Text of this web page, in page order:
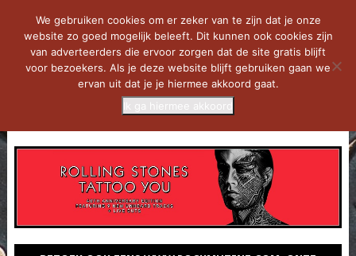
We gebruiken cookies om er zeker van te zijn dat je onze
website zo goed mogelijk beleeft. Dit kunnen ook cookies zijn
van adverteerders die ervoor zorgen dat de site gratis blijft
voor bezoekers. Als je deze website blijft gebruiken gaan we
ervan uit dat je je hiermee akkoord gaat.
Ik ga hiermee akkoord